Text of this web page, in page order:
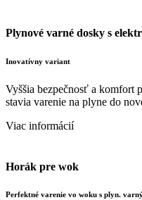
Plynové varné dosky s
Inovatívny variant
Vyššia bezpečnosť a komfort
stavia varenie na plyne do
Viac informácií
Horák pre wok
Perfektné varenie vo woku s plyn.